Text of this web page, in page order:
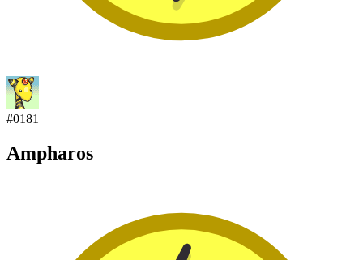
#0181
Ampharos